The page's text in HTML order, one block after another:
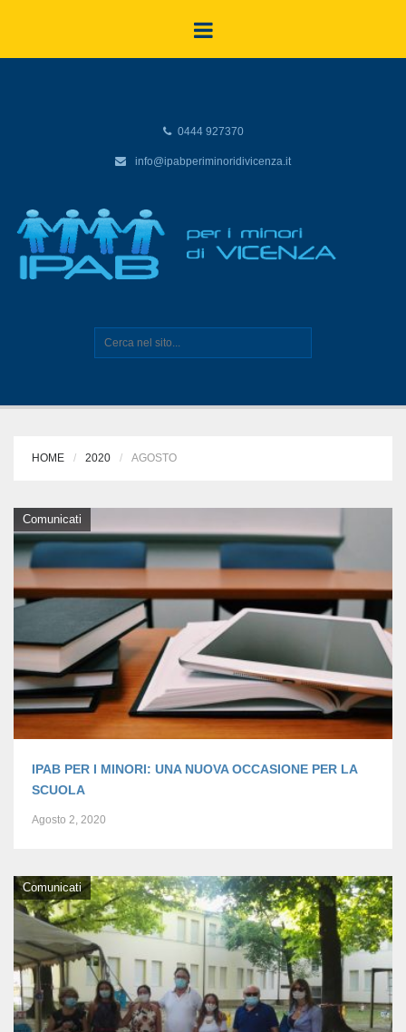
0444 927370
info@ipabperiminoridivicenza.it
HOME 2020 AGOSTO
Comunicati
IPAB PER I MINORI: UNA NUOVA OCCASIONE PER LA
SCUOLA
Agosto 2, 2020
Comunicati